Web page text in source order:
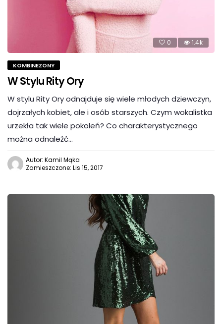
0 1.4k
KOMBINEZONY
W Stylu Rity Ory
W stylu Rity Ory odnajduje się wiele młodych dziewczyn,
dojrzałych kobiet, ale i osób starszych. Czym wokalistka
urzekła tak wiele pokoleń? Co charakterystycznego
można odnaleźć…
Autor: Kamil Mąka
Zamieszczone: Lis 15, 2017